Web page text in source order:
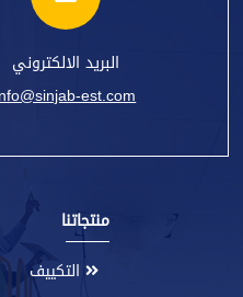
البريد الالكتروني
est.com
منتجاتنا
التكييف